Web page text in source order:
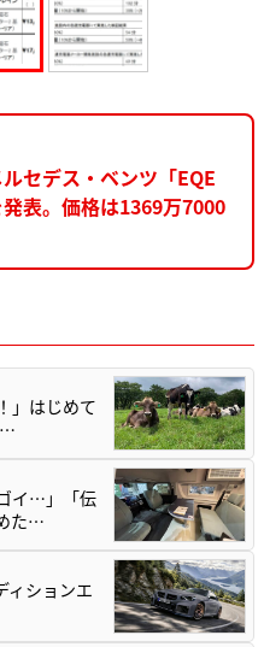
セデス・ベンツ「EQE
表。価格は1369万7000
」はじめて
…
イ…」「伝
た…
ィションエ